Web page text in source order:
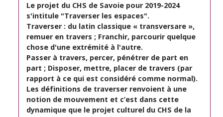
Le projet du CHS de Savoie pour 2019-2024
s'intitule "Traverser les espaces".
Traverser : du latin classique « transversare »,
remuer en travers ; Franchir, parcourir quelque
chose d'une extrémité à l'autre.
Passer à travers, percer, pénétrer de part en
part ; Disposer, mettre, placer de travers (par
rapport à ce qui est considéré comme normal).
Les définitions de traverser renvoient à une
notion de mouvement et c’est dans cette
dynamique que le projet culturel du CHS de la